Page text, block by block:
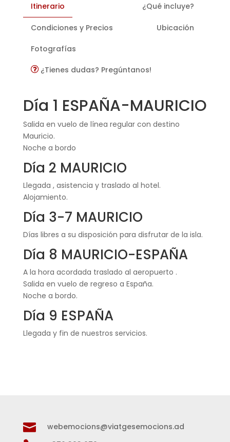
Itinerario ¿Qué incluye?
Condiciones y Precios Ubicación
Fotografías
¿Tienes dudas? Pregúntanos!
Día 1 ESPAÑA-MAURICIO
Salida en vuelo de línea regular con destino
Mauricio.
Noche a bordo
Día 2 MAURICIO
Llegada , asistencia y traslado al hotel.
Alojamiento.
Día 3-7 MAURICIO
Días libres a su disposición para disfrutar de la isla.
Día 8 MAURICIO-ESPAÑA
A la hora acordada traslado al aeropuerto .
Salida en vuelo de regreso a España.
Noche a bordo.
Día 9 ESPAÑA
Llegada y fin de nuestros servicios.
 webemocions@viatgesemocions.ad